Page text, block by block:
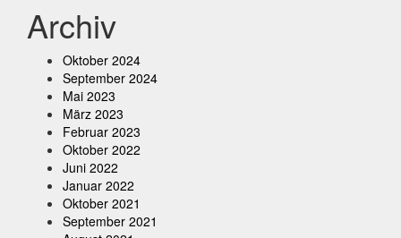
Archiv
Oktober 2024
September 2024
Mai 2023
März 2023
Februar 2023
Oktober 2022
Juni 2022
Januar 2022
Oktober 2021
September 2021